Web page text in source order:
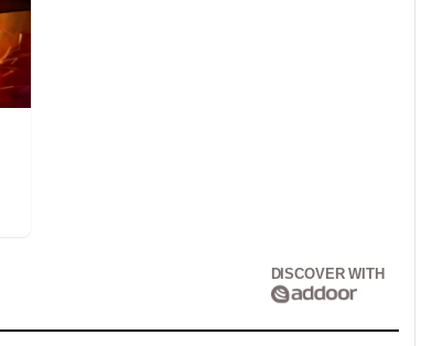
DISCOVER WITH